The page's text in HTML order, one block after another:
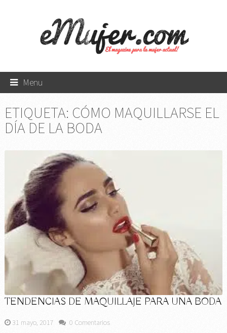
Menu
ETIQUETA: CÓMO MAQUILLARSE EL
DÍA DE LA BODA
TENDENCIAS DE MAQUILLAJE PARA UNA BODA
31 mayo, 2017 0 Comentarios